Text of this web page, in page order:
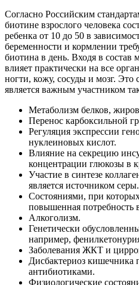
Согласно Российским
биотине взрослого человека
ребенка от 10 до 50 в
беременности и кормлении
биотина в день. Входя в состав
влияет практически на все
ногти, кожу, сосуды и мозг. Это
является важным участником
Метаболизм белков,
Перенос карбоксильной
Регуляция экспрессии
нуклеиновых кислот.
Влияние на секрецию
концентрации глюкозы в
Участие в синтезе
является источником серы.
Состояниями, при
повышенная потребность
Алкоголизм.
Генетически
например,
Заболевания ЖКТ и
Дисбактериоз кишечника
антибиотиками.
Физиологические